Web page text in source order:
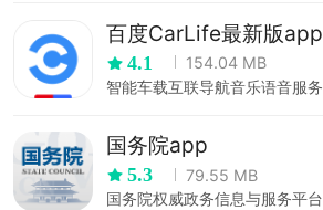
百度CarLife最新版app
4.1
154.04 MB
智能车载互联导航音乐语音服务
国务院app
5.3
79.55 MB
国务院权威政务信息与服务平台